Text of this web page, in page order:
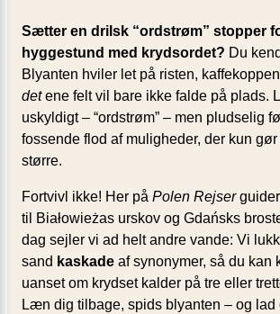
Sætter en drilsk “ordstrøm” stopper
hyggestund med krydsordet? Du
Blyanten hviler let på risten,
detene felt vil bare ikke falde på plads.
uskyldigt – “ordstrøm” – men pludselig
fossende flod af muligheder, der kun
større.
Fortvivl ikke! Her på Polen Rejser
til Białowieżas urskov og Gdańsks
dag sejler vi ad helt andre vande: Vi
sand kaskade af synonymer, så du kan
uanset om krydset kalder på tre eller
Læn dig tilbage, spids blyanten – og lad